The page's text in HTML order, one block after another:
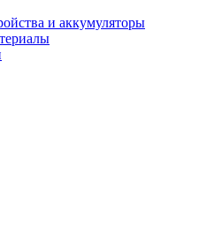
и аккумуляторы